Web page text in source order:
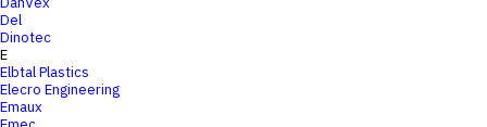
Del
Dinotec
E
Elbtal Plastics
Elecro Engineering
Emaux